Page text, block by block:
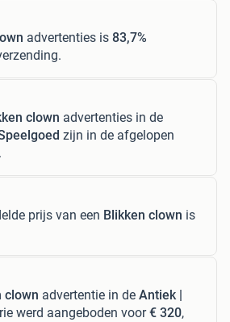
advertenties is 83,7%
clown advertenties in de
zijn in de afgelopen
prijs van een Blikken clown is
clown advertentie in de Antiek |
werd aangeboden voor€ 320,